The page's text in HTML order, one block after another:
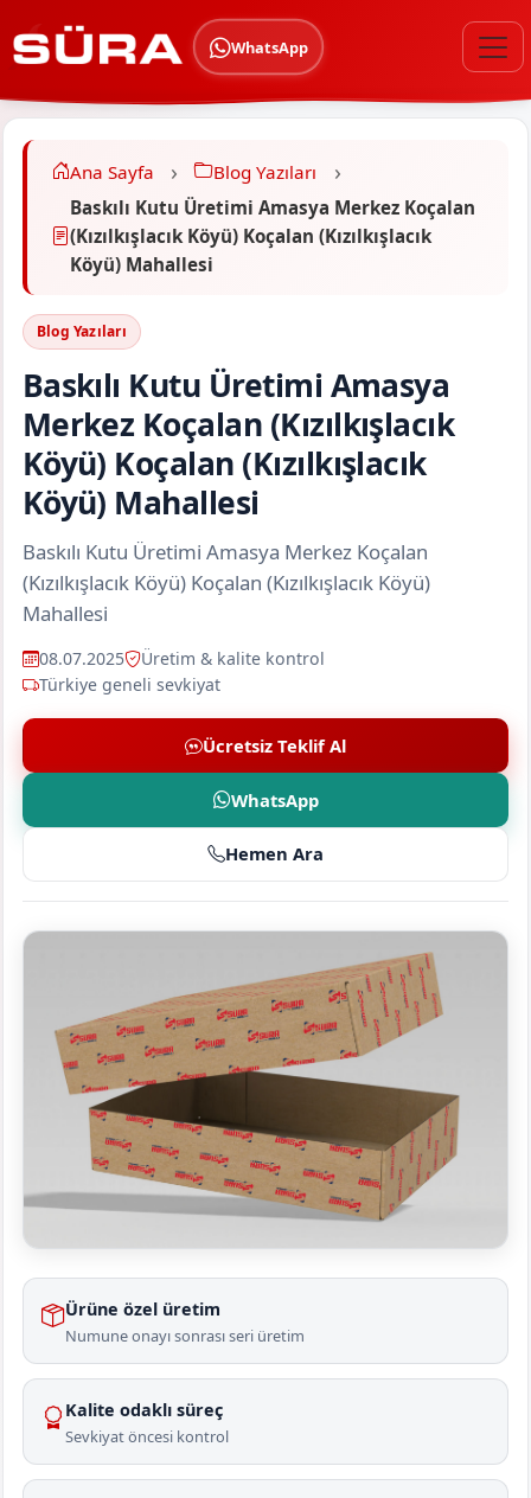
WhatsApp
Ana Sayfa
Blog Yazıları
Baskılı Kutu Üretimi Amasya Merkez Koçalan
(Kızılkışlacık Köyü) Koçalan (Kızılkışlacık
Köyü) Mahallesi
Blog Yazıları
Baskılı Kutu Üretimi Amasya
Merkez Koçalan (Kızılkışlacık
Köyü) Koçalan (Kızılkışlacık
Köyü) Mahallesi
Baskılı Kutu Üretimi Amasya Merkez Koçalan
(Kızılkışlacık Köyü) Koçalan (Kızılkışlacık Köyü)
Mahallesi
08.07.2025
Üretim & kalite kontrol
Türkiye geneli sevkiyat
Ücretsiz Teklif Al
WhatsApp
Hemen Ara
Ürüne özel üretim
Numune onayı sonrası seri üretim
Kalite odaklı süreç
Sevkiyat öncesi kontrol